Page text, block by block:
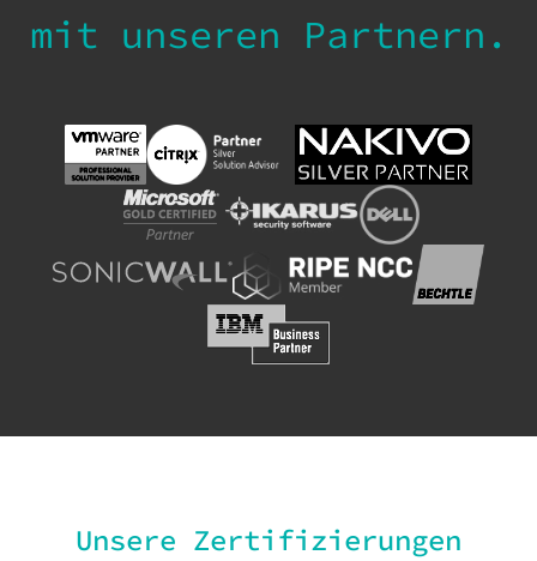
mit unseren Partnern.
Unsere Zertifizierungen